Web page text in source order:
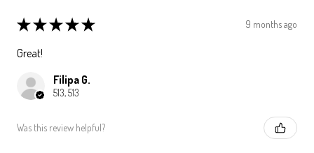
★★★★★ 9 months ago
Great!
Filipa G.
513, 513
Was this review helpful?